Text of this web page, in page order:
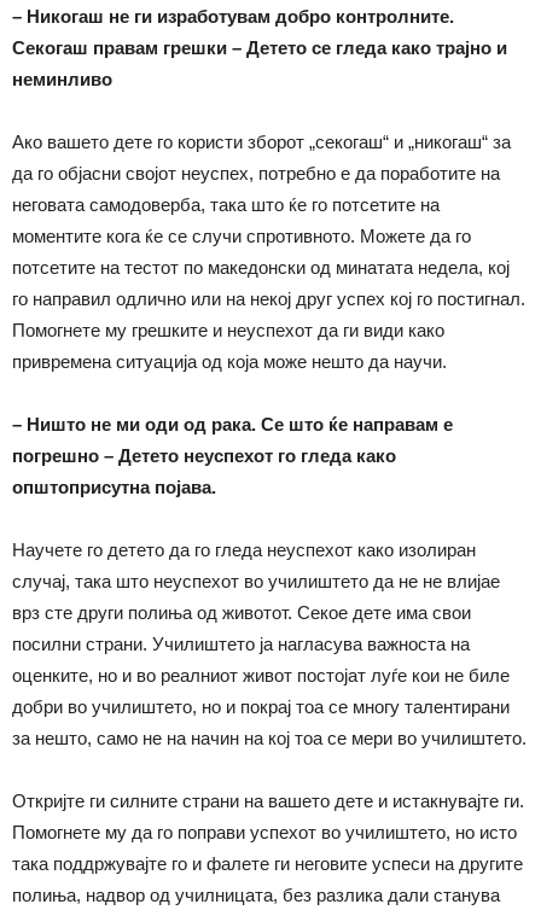
– Никогаш не ги изработувам добро контролните.
Секогаш правам грешки – Детето се гледа како трајно и
неминливо
Ако вашето дете го користи зборот „секогаш“ и „никогаш“ за
да го објасни својот неуспех, потребно е да поработите на
неговата самодоверба, така што ќе го потсетите на
моментите кога ќе се случи спротивното. Можете да го
потсетите на тестот по македонски од минатата недела, кој
го направил одлично или на некој друг успех кој го постигнал.
Помогнете му грешките и неуспехот да ги види како
привремена ситуација од која може нешто да научи.
– Ништо не ми оди од рака. Се што ќе направам е
погрешно – Детето неуспехот го гледа како
општоприсутна појава.
Научете го детето да го гледа неуспехот како изолиран
случај, така што неуспехот во училиштето да не не влијае
врз сте други полиња од животот. Секое дете има свои
посилни страни. Училиштето ја нагласува важноста на
оценките, но и во реалниот живот постојат луѓе кои не биле
добри во училиштето, но и покрај тоа се многу талентирани
за нешто, само не на начин на кој тоа се мери во училиштето.
Откријте ги силните страни на вашето дете и истакнувајте ги.
Помогнете му да го поправи успехот во училиштето, но исто
така поддржувајте го и фалете ги неговите успеси на другите
полиња, надвор од училницата, без разлика дали станува